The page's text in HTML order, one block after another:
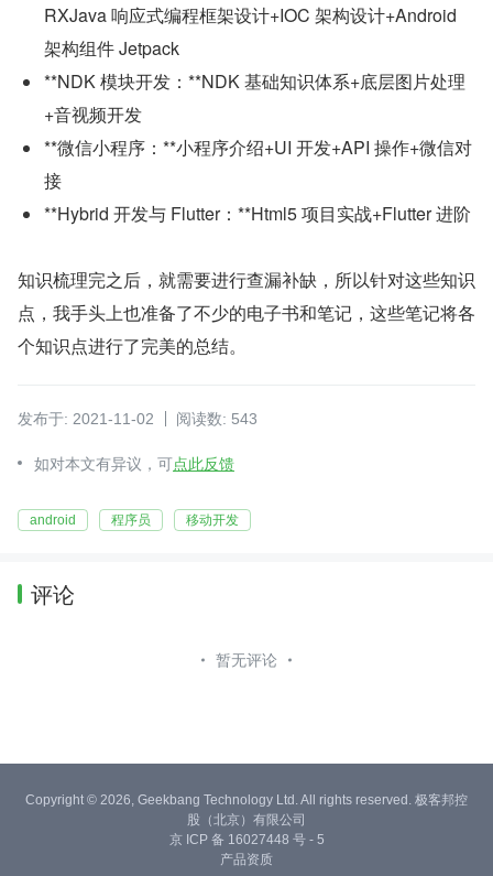
RXJava 响应式编程框架设计+IOC 架构设计+Android
架构组件 Jetpack
**NDK 模块开发：**NDK 基础知识体系+底层图片处理
+音视频开发
**微信小程序：**小程序介绍+UI 开发+API 操作+微信对
接
**Hybrid 开发与 Flutter：**Html5 项目实战+Flutter 进阶
知识梳理完之后，就需要进行查漏补缺，所以针对这些知识
点，我手头上也准备了不少的电子书和笔记，这些笔记将各
个知识点进行了完美的总结。
发布于: 2021-11-02 阅读数: 543
如对本文有异议，可点此反馈
android 程序员 移动开发
评论
暂无评论
Copyright © 2026, Geekbang Technology Ltd. All rights reserved. 极客邦控
股（北京）有限公司
京 ICP 备 16027448 号 - 5
产品资质